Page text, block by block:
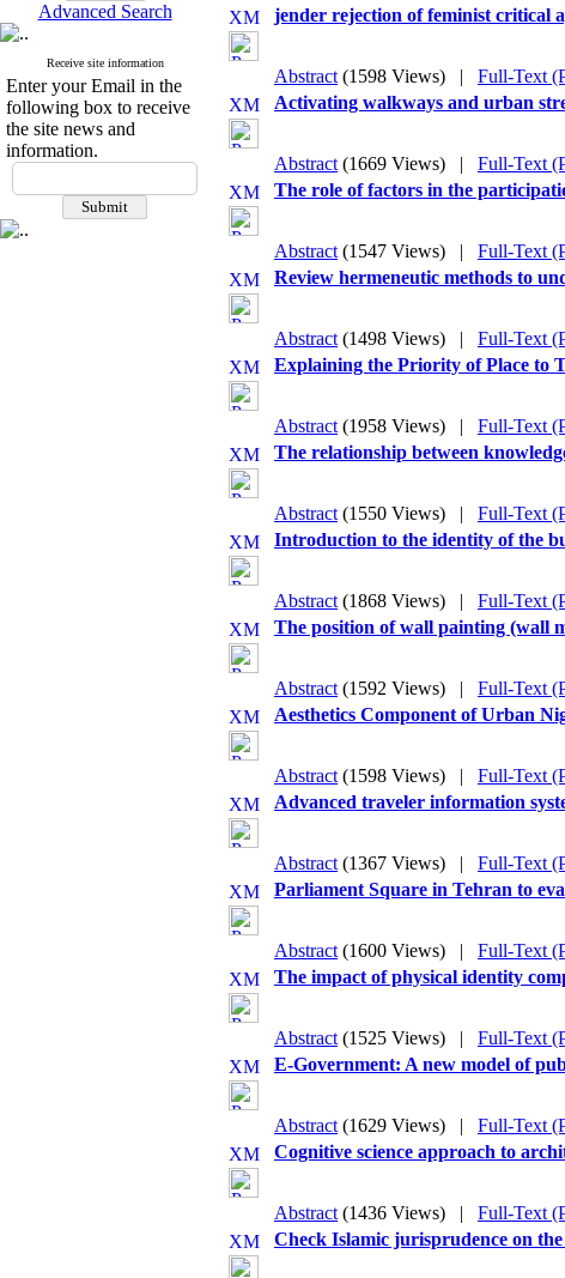
Advanced Search
Receive site information
Enter your Email in the
following box to receive
the site news and
information.
jender rejection of feminist critical
Abstract (1598 Views) | Full-Text
Activating walkways and urban
Abstract (1669 Views) | Full-Text
The role of factors in the
Abstract (1547 Views) | Full-Text
Review hermeneutic methods to
Abstract (1498 Views) | Full-Text
Explaining the Priority of Place to
Abstract (1958 Views) | Full-Text
The relationship between
Abstract (1550 Views) | Full-Text
Introduction to the identity of the
Abstract (1868 Views) | Full-Text
The position of wall painting (wall
Abstract (1592 Views) | Full-Text
Aesthetics Component of Urban
Abstract (1598 Views) | Full-Text
Advanced traveler information
Abstract (1367 Views) | Full-Text
Parliament Square in Tehran to
Abstract (1600 Views) | Full-Text
The impact of physical identity
Abstract (1525 Views) | Full-Text
E-Government: A new model of
Abstract (1629 Views) | Full-Text
Cognitive science approach to
Abstract (1436 Views) | Full-Text
Check Islamic jurisprudence on